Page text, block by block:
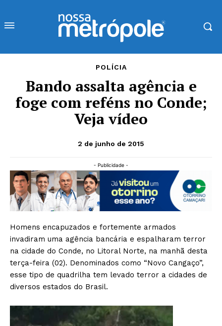
POLÍCIA
Bando assalta agência e
foge com reféns no Conde;
Veja vídeo
2 de junho de 2015
- Publicidade -
Homens encapuzados e fortemente armados
invadiram uma agência bancária e espalharam terror
na cidade do Conde, no Litoral Norte, na manhã desta
terça-feira (02). Denominados como “Novo Cangaço”,
esse tipo de quadrilha tem levado terror a cidades de
diversos estados do Brasil.